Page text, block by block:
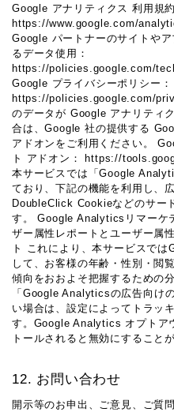
Google アナリティクス 利用規約
https://www.google.com/
Google パートナーのサイトや
るデータ使用：
https://policies.google.com/
Google プライバシーポリシー：
https://policies.google.com/
のデータが Google アナリティ
合は、Google 社の提供する
アドオンをご利用ください。
ト アドオン： https://
本サービスでは「Google
ており、下記の機能を利用し、
DoubleClick Cookieなどのサー
す。 Google Analyticsリマーケ
ザー属性レポートとユーザー属
ト これにより、本サービスで
して、お客様の年齢・性別・閲
傾向をおおよそ把握するための
「Google Analyticsの広告向け
い場合は、設定によってトラッ
す。Google Analytics オプトア
トールされると無効にすること
12. お問い合わせ
開示等のお申出、ご意見、ご質